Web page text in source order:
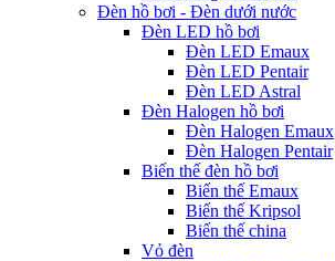
Đèn hồ bơi - Đèn dưới nước
Đèn LED hồ bơi
Đèn LED Emaux
Đèn LED Pentair
Đèn LED Astral
Đèn Halogen hồ bơi
Đèn Halogen Emaux
Đèn Halogen Pentair
Biến thế đèn hồ bơi
Biến thế Emaux
Biến thế Kripsol
Biến thế china
Vỏ đèn